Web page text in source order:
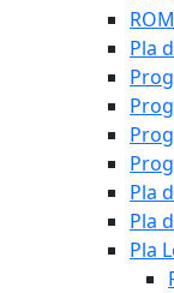
ROM
Pla
Pla
Pla
Pla